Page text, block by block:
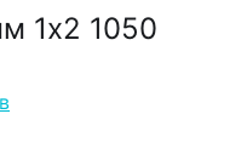
1х2 1050